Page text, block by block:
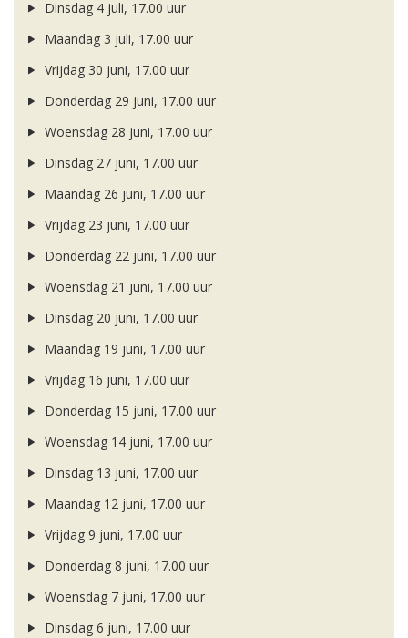
Dinsdag 4 juli, 17.00 uur
Maandag 3 juli, 17.00 uur
Vrijdag 30 juni, 17.00 uur
Donderdag 29 juni, 17.00 uur
Woensdag 28 juni, 17.00 uur
Dinsdag 27 juni, 17.00 uur
Maandag 26 juni, 17.00 uur
Vrijdag 23 juni, 17.00 uur
Donderdag 22 juni, 17.00 uur
Woensdag 21 juni, 17.00 uur
Dinsdag 20 juni, 17.00 uur
Maandag 19 juni, 17.00 uur
Vrijdag 16 juni, 17.00 uur
Donderdag 15 juni, 17.00 uur
Woensdag 14 juni, 17.00 uur
Dinsdag 13 juni, 17.00 uur
Maandag 12 juni, 17.00 uur
Vrijdag 9 juni, 17.00 uur
Donderdag 8 juni, 17.00 uur
Woensdag 7 juni, 17.00 uur
Dinsdag 6 juni, 17.00 uur